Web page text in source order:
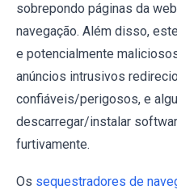
sobrepondo páginas da
navegação. Além disso,
e potencialmente
anúncios intrusivos
confiáveis/perigosos, e
descarregar/instalar
furtivamente.
Os sequestradores de